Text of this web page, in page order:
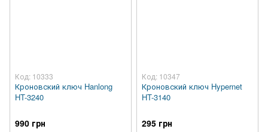
Код: 10333
Кроновский ключ Hanlong
HT-3240
990 грн
Код: 10347
Кроновский ключ Hypernet
HT-3140
295 грн